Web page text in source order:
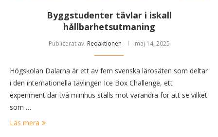
Byggstudenter tävlar i iskall
hållbarhetsutmaning
Publicerat av: Redaktionen maj 14, 2025
Högskolan Dalarna är ett av fem svenska lärosäten som deltar
i den internationella tävlingen Ice Box Challenge, ett
experiment där två minihus ställs mot varandra för att se vilket
som …
Läs mera